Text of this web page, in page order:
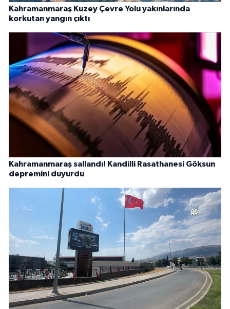
Kahramanmaraş Kuzey Çevre Yolu yakınlarında
korkutan yangın çıktı
Kahramanmaraş sallandı! Kandilli Rasathanesi Göksun
depremini duyurdu